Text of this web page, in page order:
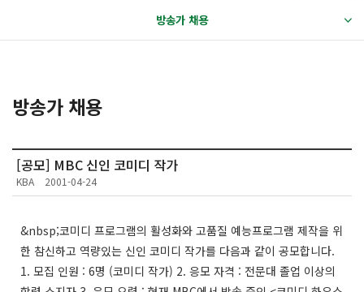
방송가 채용
방송가 채용
[공모] MBC 신인 코미디 작가
KBA 2001-04-24
&nbsp;코미디 프로그램의 활성화와 고품질 예능프로그램 제작을 위
한 참신하고 역량있는 신인 코미디 작가를 다음과 같이 공모합니다.
1. 모집 인원 : 6명 (코미디 작가) 2. 응모 자격 : 전문대 졸업 이상의